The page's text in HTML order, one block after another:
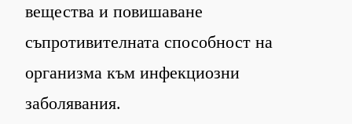
вещества и повишаване
съпротивителната способност на
организма към инфекциозни
заболявания.